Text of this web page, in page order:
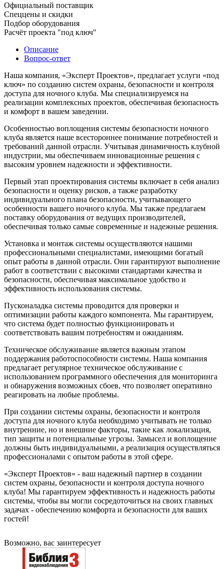
Официальный поставщик
Спеццены и скидки
Подбор оборудования
Расчёт проекта "под ключ"
Описание
Вопрос-ответ
Наша компания, «Эксперт Проектов», предлагает услуги «под
ключ» по созданию систем охраны, безопасности и контроля
доступа для ночного клуба. Мы специализируемся на
реализации комплексных проектов, обеспечивая безопасность
и комфорт в вашем заведении.
Особенностью воплощения системы безопасности ночного
клуба является наше всестороннее понимание потребностей и
требований данной отрасли. Учитывая динамичность клубной
индустрии, мы обеспечиваем инновационные решения с
высоким уровнем надежности и эффективности.
Первый этап проектирования системы включает в себя анализ
безопасности и оценку рисков, а также разработку
индивидуального плана безопасности, учитывающего
особенности вашего ночного клуба. Мы также предлагаем
поставку оборудования от ведущих производителей,
обеспечивая только самые современные и надежные решения.
Установка и монтаж системы осуществляются нашими
профессиональными специалистами, имеющими богатый
опыт работы в данной отрасли. Они гарантируют выполнение
работ в соответствии с высокими стандартами качества и
безопасности, обеспечивая максимальное удобство и
эффективность использования системы.
Пусконаладка системы проводится для проверки и
оптимизации работы каждого компонента. Мы гарантируем,
что система будет полностью функционировать и
соответствовать вашим потребностям и ожиданиям.
Техническое обслуживание является важным этапом
поддержания работоспособности системы. Наша компания
предлагает регулярное техническое обслуживание с
использованием программного обеспечения для мониторинга
и обнаружения возможных сбоев, что позволяет оперативно
реагировать на любые проблемы.
При создании системы охраны, безопасности и контроля
доступа для ночного клуба необходимо учитывать не только
внутренние, но и внешние факторы, такие как локализация,
тип защиты и потенциальные угрозы. Замысел и воплощение
должны быть индивидуальными, а реализация осуществляться
профессионалами с опытом работы в этой сфере.
«Эксперт Проектов» - ваш надежный партнер в создании
систем охраны, безопасности и контроля доступа ночного
клуба! Мы гарантируем эффективность и надежность работы
системы, чтобы вы могли сосредоточиться на своих главных
задачах - обеспечению комфорта и безопасности для ваших
гостей!
Возможно, вас заинтересует